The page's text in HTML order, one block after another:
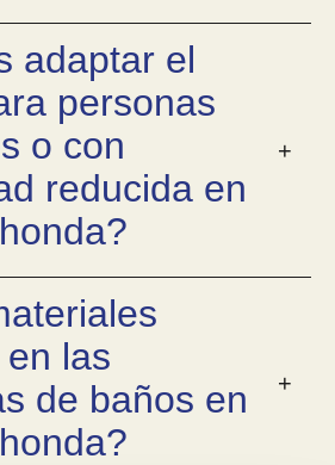
adaptar el
personas
o con
reducida en
las
de baños en